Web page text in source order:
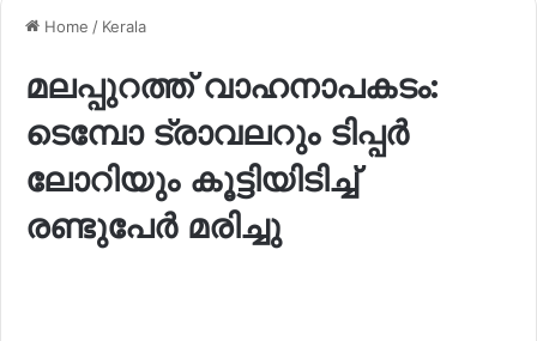
Home / Kerala
മലപ്പുറത്ത് വാഹനാപകടം:
ടെമ്പോ ട്രാവലറും ടിപ്പർ
ലോറിയും കൂട്ടിയിടിച്ച്
രണ്ടുപേർ മരിച്ചു